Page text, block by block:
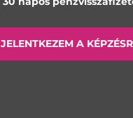
JELENTKEZEM A